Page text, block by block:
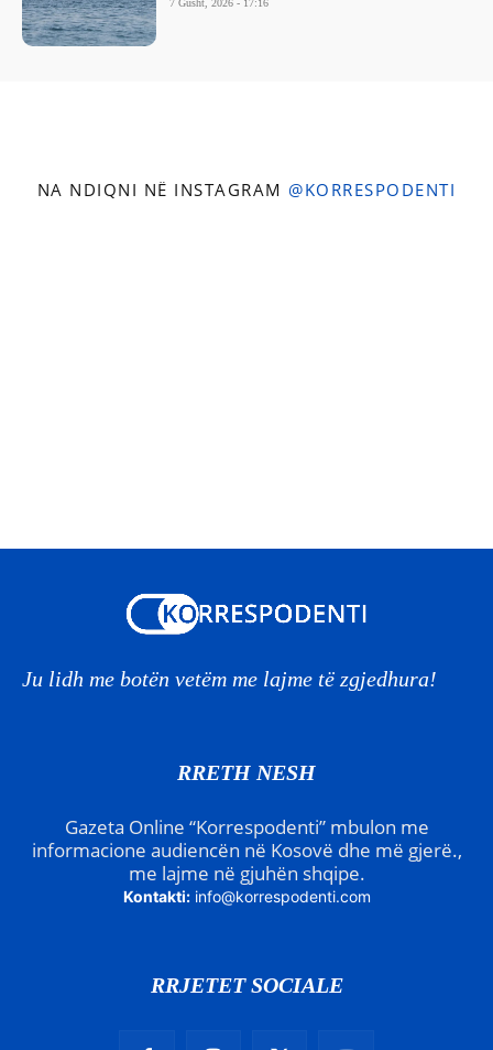
7 Gusht, 2026 - 17:16
NA NDIQNI NË INSTAGRAM @KORRESPODENTI
Ju lidh me botën vetëm me lajme të zgjedhura!
RRETH NESH
Gazeta Online “Korrespodenti” mbulon me
informacione audiencën në Kosovë dhe më gjerë.,
me lajme në gjuhën shqipe.
Kontakti: info@korrespodenti.com
RRJETET SOCIALE